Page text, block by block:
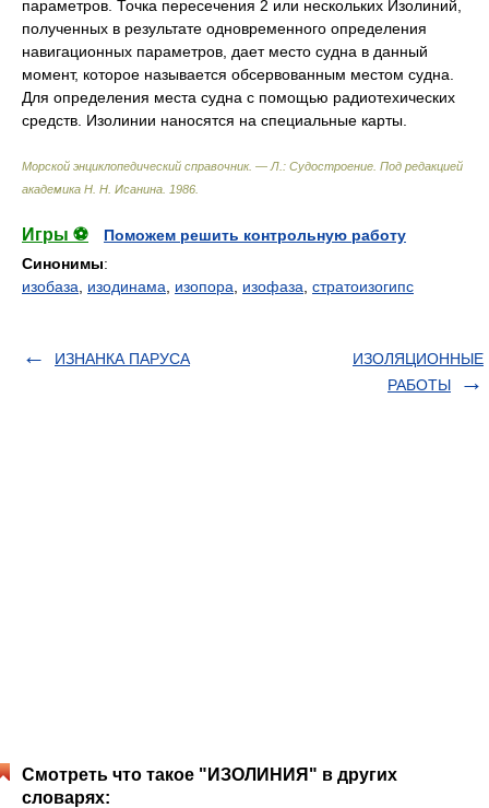
параметров. Точка пересечения 2 или нескольких Изолиний,
полученных в результате одновременного определения
навигационных параметров, дает место судна в данный
момент, которое называется обсервованным местом судна.
Для определения места судна с помощью радиотехических
средств. Изолинии наносятся на специальные карты.
Морской энциклопедический справочник. — Л.: Судостроение Под редакцией
академика Н. Н. Исанина 1986
Игры ⚽
Поможем решить контрольную работу
Синонимы:
изобаза
изодинама изопора изофаза стратоизогипс
ИЗНАНКА ПАРУСА
ИЗОЛЯЦИОННЫЕ
РАБОТЫ
Смотреть что такое "ИЗОЛИНИЯ" в других
словарях: